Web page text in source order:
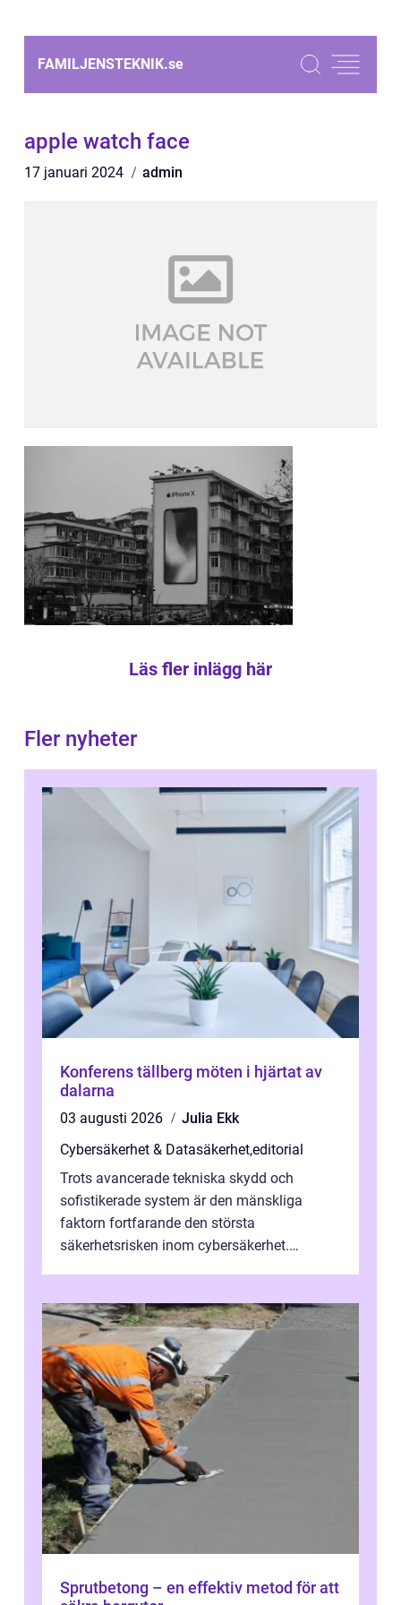
FAMILJENSTEKNIK.se
apple watch face
17 januari 2024 admin
Läs fler inlägg här
Fler nyheter
Konferens tällberg möten i hjärtat av
dalarna
03 augusti 2026
Julia Ekk
Cybersäkerhet & Datasäkerhet,editorial
Trots avancerade tekniska skydd och
sofistikerade system är den mänskliga
faktorn fortfarande den största
säkerhetsrisken inom cybersäkerhet.
Sprutbetong – en effektiv metod för att